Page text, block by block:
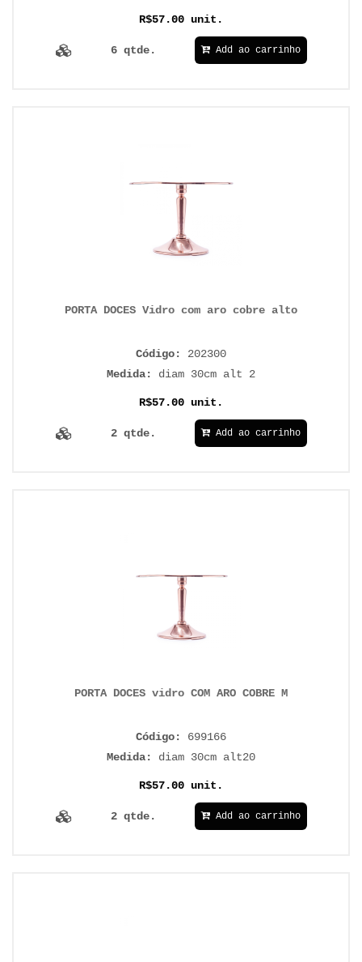
R$57.00 unit.
6 qtde. Add ao carrinho
PORTA DOCES Vidro com aro cobre alto
Código: 202300
Medida: diam 30cm alt 2
R$57.00 unit.
2 qtde. Add ao carrinho
PORTA DOCES vidro COM ARO COBRE M
Código: 699166
Medida: diam 30cm alt20
R$57.00 unit.
2 qtde. Add ao carrinho